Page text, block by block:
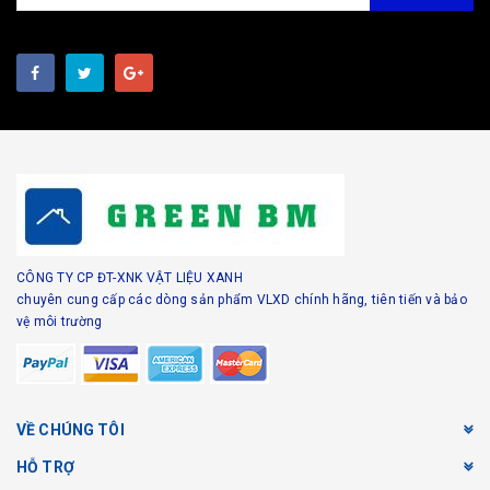
CÔNG TY CP ĐT-XNK VẬT LIỆU XANH
chuyên cung cấp các dòng sản phẩm VLXD chính hãng, tiên tiến và bảo
vệ môi trường
VỀ CHÚNG TÔI
HỖ TRỢ